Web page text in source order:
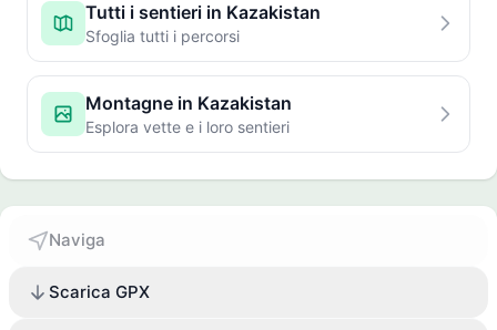
Tutti i sentieri in Kazakistan
Sfoglia tutti i percorsi
Montagne in Kazakistan
Esplora vette e i loro sentieri
Naviga
Scarica GPX